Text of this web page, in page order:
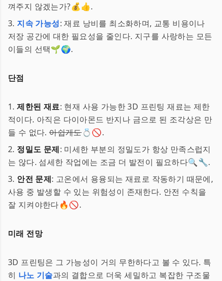
껴주지 않겠는가?💰👍.
3. 지속 가능성: 재료 낭비를 최소화하며, 교통 비용이나
저장 공간에 대한 필요성을 줄인다. 지구를 사랑하는 모든
이들의 선택🌱🌍.
단점
1.제한된 재료: 현재 사용 가능한 3D 프린팅 재료는 제한
적이다. 아직은 다이아몬드 반지나 금으로 된 조각상은 만
들 수 없다.아쉽게도💍🚫.
2. 정밀도 문제: 미세한 부분의 정밀도가 항상 만족스럽지
는 않다. 섬세한 작업에는 조금 더 발전이 필요하다🔍🔧.
3. 안전 문제: 고온에서 용융되는 재료로 작동하기 때문에,
사용 중 발생할 수 있는 위험성이 존재한다. 안전 수칙을
잘 지켜야한다🔥🚫.
미래 전망
3D 프린팅은 그 가능성이 거의 무한하다고 볼 수 있다. 특
히 나노 기술과의 결합으로 더욱 세밀하고 복잡한 구조물